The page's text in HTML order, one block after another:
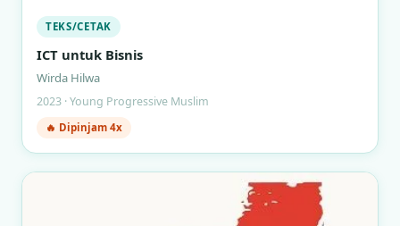
TEKS/CETAK
ICT untuk Bisnis
Wirda Hilwa
2023 · Young Progressive Muslim
🔥 Dipinjam 4x